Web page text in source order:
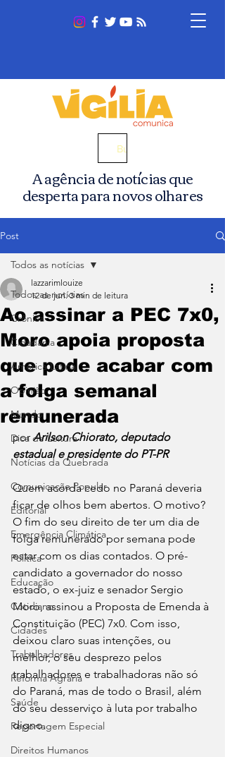
A agência de notícias que
desperta para novos olhares
Busca
Post
Todos as notícias
Crônica
Cidadania
América Latina
Opinião
Mundo
Dica de Leitura
Notícias da Quebrada
Comunicação Popular
Editorial
Emergência Climática
Política
Educação
Cotidiano
Cidades
Trabalhadores
Reforma Agrária
Saúde
Reportagem Especial
Direitos Humanos
Todos as notícias
Ao assinar a PEC 7x0,
Moro apoia proposta
que pode acabar com
a folga semanal
remunerada
lazzarimlouize
12 de jun. 3 min de leitura
por Arilson Chiorato, deputado
estadual e presidente do PT-PR
Quem acorda cedo no Paraná deveria
ficar de olhos bem abertos. O motivo?
O fim do seu direito de ter um dia de
folga remunerado por semana pode
estar com os dias contados. O pré-
candidato a governador do nosso
estado, o ex-juiz e senador Sergio
Moro, assinou a Proposta de Emenda à
Constituição (PEC) 7x0. Com isso,
deixou claro suas intenções, ou
melhor, o seu desprezo pelos
trabalhadores e trabalhadoras não só
do Paraná, mas de todo o Brasil, além
do seu desserviço à luta por trabalho
digno.